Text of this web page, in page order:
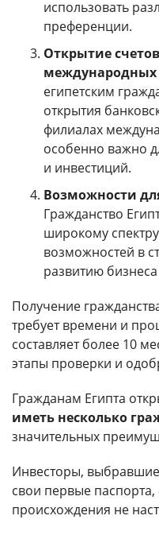
использовать
преференции.
Открытие
международных
египетским
открытия
филиалах
особенно важно
и инвестиций.
Возможности
Гражданство
широкому
возможностей в
развитию
Получение
требует времени и
составляет более 10
этапы проверки и
Гражданам Египта
иметь несколько
значительных
Инвесторы, выбравшие
свои первые паспорта,
происхождения не